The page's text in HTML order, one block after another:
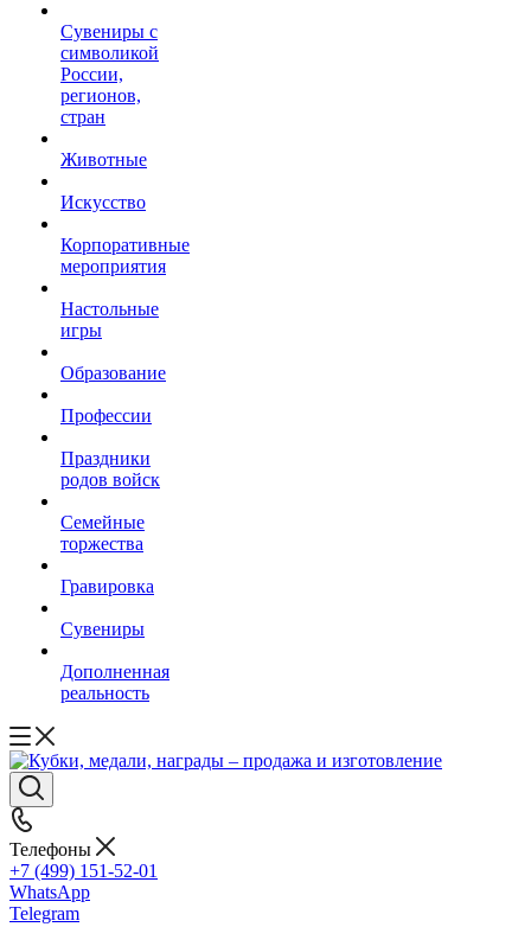
Сувениры с
символикой
России,
регионов,
стран
Животные
Искусство
Корпоративные
мероприятия
Настольные
игры
Образование
Профессии
Праздники
родов войск
Семейные
торжества
Гравировка
Сувениры
Дополненная
реальность
Телефоны
+7 (499) 151-52-01
WhatsApp
Telegram